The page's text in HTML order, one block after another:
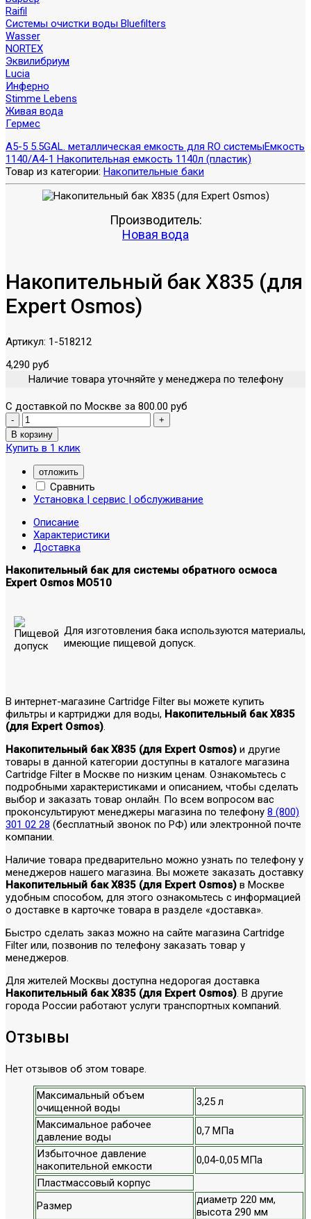
Raifil
Системы очистки воды Bluefilters
Wasser
NORTEX
Эквилибриум
Lucia
Инферно
Stimme Lebens
Живая вода
Гермес
A5-5 5.5GAL. металлическая емкость для RO системыЕмкость
1140/A4-1 Накопительная емкость 1140л (пластик)
Товар из категории: Накопительные баки
Производитель:
Новая вода
Накопительный бак X835 (для
Expert Osmos)
Артикул: 1-518212
4,290 руб
Наличие товара уточняйте у менеджера по телефону
С доставкой по Москве за 800.00 руб
Купить в 1 клик
отложить
Сравнить
Установка | сервис | обслуживание
Описание
Характеристики
Доставка
Накопительный бак для системы обратного осмоса
Expert Osmos MO510
Для изготовления бака используются материалы,
имеющие пищевой допуск.
В интернет-магазине Cartridge Filter вы можете купить
фильтры и картриджи для воды, Накопительный бак X835
(для Expert Osmos).
Накопительный бак X835 (для Expert Osmos) и другие
товары в данной категории доступны в каталоге магазина
Cartridge Filter в Москве по низким ценам. Ознакомьтесь с
подробными характеристиками и описанием, чтобы сделать
выбор и заказать товар онлайн. По всем вопросом вас
проконсультируют менеджеры магазина по телефону 8 (800)
301 02 28 (бесплатный звонок по РФ) или электронной почте
компании.
Наличие товара предварительно можно узнать по телефону у
менеджеров нашего магазина. Вы можете заказать доставку
Накопительный бак X835 (для Expert Osmos) в Москве
удобным способом, для этого ознакомьтесь с информацией
о доставке в карточке товара в разделе «доставка».
Быстро сделать заказ можно на сайте магазина Cartridge
Filter или, позвонив по телефону заказать товар у
менеджеров.
Для жителей Москвы доступна недорогая доставка
Накопительный бак X835 (для Expert Osmos). В другие
города России работают услуги транспортных компаний.
Отзывы
Нет отзывов об этом товаре.
Максимальный объем
очищенной воды
3,25 л
Максимальное рабочее
давление воды
0,7 МПа
Избыточное давление
накопительной емкости
0,04-0,05 МПа
Пластмассовый корпус
Размер
диаметр 220 мм,
высота 290 мм